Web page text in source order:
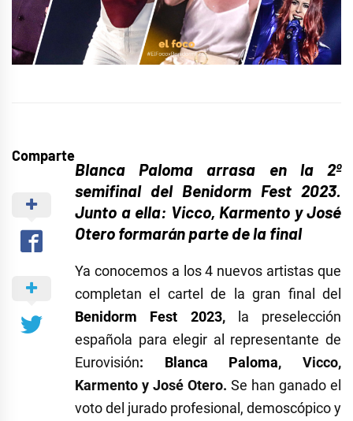
Comparte
Blanca Paloma arrasa en la 2º
semifinal del Benidorm Fest 2023.
Junto a ella: Vicco, Karmento y José
Otero formarán parte de la final
Ya conocemos a los 4 nuevos artistas que
completan el cartel de la gran final del
Benidorm Fest 2023,
la preselección
española para elegir al representante de
Eurovisión: Blanca Paloma, Vicco,
Karmento y José Otero. Se han ganado el
voto del jurado profesional, demoscópico y